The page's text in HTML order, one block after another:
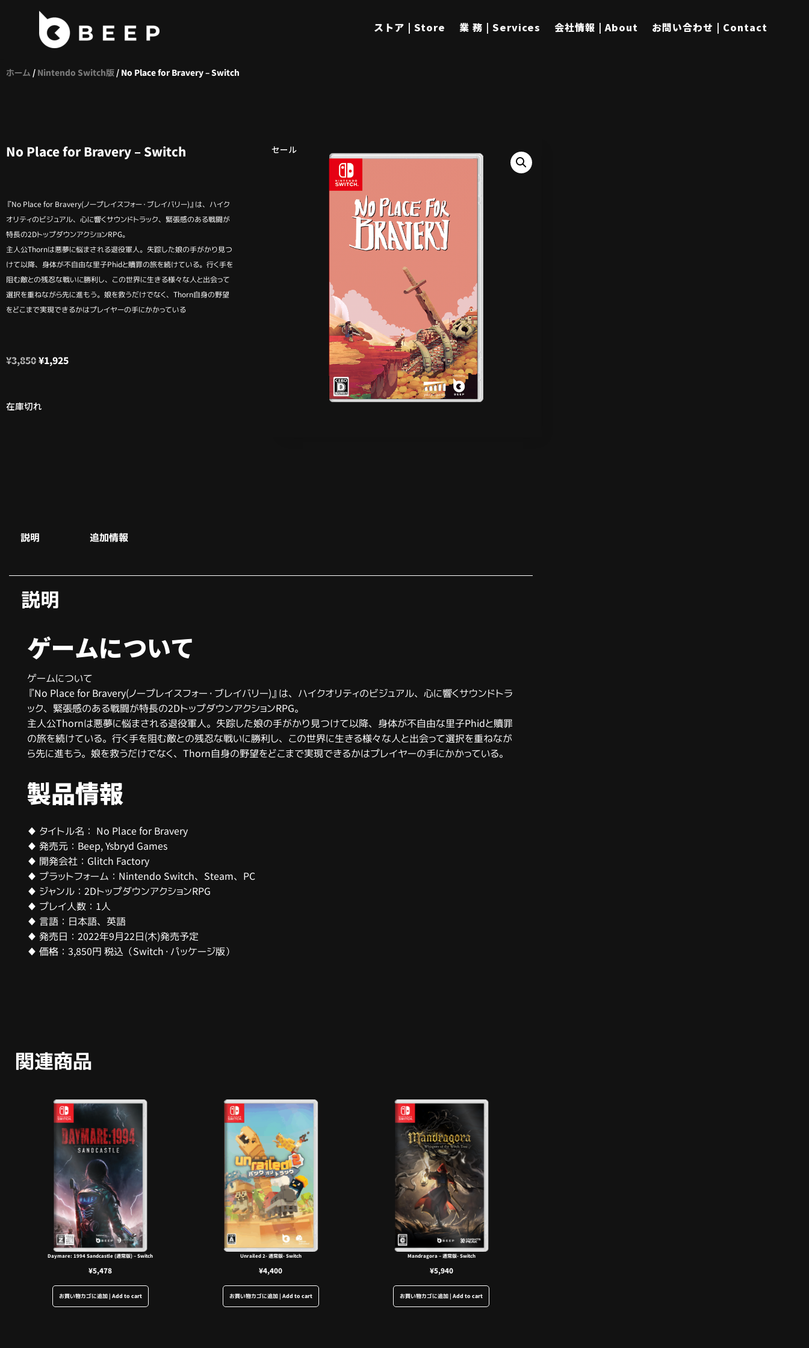
ン
ッ
ストア | Store 業 務 | Services 会社情報 | About お問い合わせ | Contact
ホーム / Nintendo Switch版/ No Place for Bravery – Switch
No Place for Bravery – Switch
『No Place for Bravery(ノープレイスフォー・ブレイバリー)』は、ハイク
オリティのビジュアル、心に響くサウンドトラック、緊張感のある戦闘が
特長の2DトップダウンアクションRPG。
主人公Thornは悪夢に悩まされる退役軍人。失踪した娘の手がかり見つ
けて以降、身体が不自由な里子Phidと贖罪の旅を続けている。行く手を
阻む敵との残忍な戦いに勝利し、この世界に生きる様々な人と出会って
選択を重ねながら先に進もう。娘を救うだけでなく、Thorn自身の野望
をどこまで実現できるかはプレイヤーの手にかかっている
¥3,850¥1,925
在庫切れ
セール
説明 追加情報
説明
ゲームについて
ゲームについて
『No Place for Bravery(ノープレイスフォー・ブレイバリー)』は、ハイクオリティのビジュアル、心に響くサウンドトラ
ック、緊張感のある戦闘が特長の2DトップダウンアクションRPG。
主人公Thornは悪夢に悩まされる退役軍人。失踪した娘の手がかり見つけて以降、身体が不自由な里子Phidと贖罪
の旅を続けている。行く手を阻む敵との残忍な戦いに勝利し、この世界に生きる様々な人と出会って選択を重ねなが
ら先に進もう。娘を救うだけでなく、Thorn自身の野望をどこまで実現できるかはプレイヤーの手にかかっている。
製品情報
♦ タイトル名： No Place for Bravery
♦ 発売元：Beep, Ysbryd Games
♦ 開発会社：Glitch Factory
♦ プラットフォーム：Nintendo Switch、Steam、PC
♦ ジャンル：2DトップダウンアクションRPG
♦ プレイ人数：1人
♦ 言語：日本語、英語
♦ 発売日：2022年9月22日(木)発売予定
♦ 価格：3,850円 税込（Switch・パッケージ版）
関連商品
Daymare: 1994 Sandcastle (通常版) – Switch
¥5,478
お買い物カゴに追加 | Add to cart
Unrailed 2- 通常版- Switch
¥4,400
お買い物カゴに追加 | Add to cart
Mandragora – 通常版- Switch
¥5,940
お買い物カゴに追加 | Add to cart